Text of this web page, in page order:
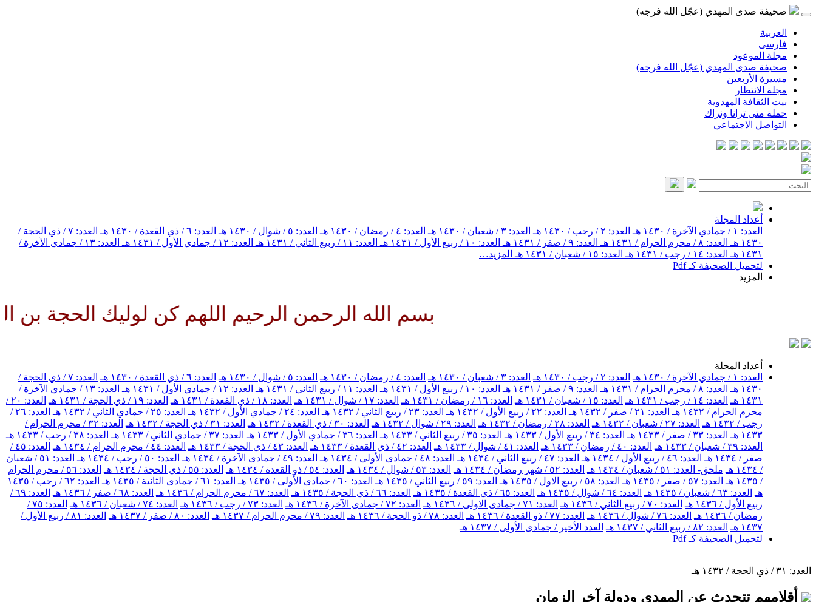
صحيفة صدى المهدي (عجّل الله فرجه)
العربية
فارسی
مجلة الموعود
صحيفة صدى المهدي (عجّل الله فرجه)
مسيرة الأربعين
مجلة الانتظار
بيت الثقافة المهدوية
حملة متى ترانا ونراك
التواصل الاجتماعي
أعداد المجلة
العدد: ١ / جمادي الآخرة / ١٤٣٠ هـ
العدد: ٢ / رجب / ١٤٣٠ هـ العدد: ٣ / شعبان / ١٤٣٠ هـ العدد: ٤ / رمضان / ١٤٣٠ هـ العدد: ٥ / شوال / ١٤٣٠ هـ العدد: ٦ / ذي القعدة / ١٤٣٠ هـ
العدد: ٧ / ذي الحجة /
١٤٣٠ هـ
العدد: ٨ / محرم الحرام / ١٤٣١ هـ العدد: ٩ / صفر / ١٤٣١ هـ العدد: ١٠ / ربيع الأول / ١٤٣١ هـ العدد: ١١ / ربيع الثاني / ١٤٣١ هـ العدد: ١٢ / جمادي الأول / ١٤٣١ هـ
العدد: ١٣ / جمادي الآخرة /
١٤٣١ هـ
العدد: ١٤ / رجب / ١٤٣١ هـ العدد: ١٥ / شعبان / ١٤٣١ هـ
المزيد…
لتحميل الصحيفة كـ Pdf
المزيد
بسم الله الرحمن الرحيم اللهم كن لوليك الحجة بن
أعداد المجلة
العدد: ١ / جمادي الآخرة / ١٤٣٠ هـ
العدد: ٢ / رجب / ١٤٣٠ هـ العدد: ٣ / شعبان / ١٤٣٠ هـ العدد: ٤ / رمضان / ١٤٣٠ هـ العدد: ٥ / شوال / ١٤٣٠ هـ العدد: ٦ / ذي القعدة / ١٤٣٠ هـ
العدد: ٧ / ذي الحجة /
١٤٣٠ هـ
العدد: ٨ / محرم الحرام / ١٤٣١ هـ العدد: ٩ / صفر / ١٤٣١ هـ العدد: ١٠ / ربيع الأول / ١٤٣١ هـ العدد: ١١ / ربيع الثاني / ١٤٣١ هـ العدد: ١٢ / جمادي الأول / ١٤٣١ هـ
العدد: ١٣ / جمادي الآخرة /
١٤٣١ هـ
العدد: ١٤ / رجب / ١٤٣١ هـ العدد: ١٥ / شعبان / ١٤٣١ هـ العدد: ١٦ / رمضان / ١٤٣١ هـ العدد: ١٧ / شوال / ١٤٣١ هـ العدد: ١٨ / ذي القعدة / ١٤٣١ هـ العدد: ١٩ / ذي الحجة / ١٤٣١ هـ
العدد: ٢٠ /
محرم الحرام / ١٤٣٢ هـ
العدد: ٢١ / صفر / ١٤٣٢ هـ العدد: ٢٢ / ربيع الأول / ١٤٣٢ هـ العدد: ٢٣ / ربيع الثاني / ١٤٣٢ هـ العدد: ٢٤ / جمادي الأول / ١٤٣٢ هـ العدد: ٢٥ / جمادي الثاني / ١٤٣٢ هـ
العدد: ٢٦ /
رجب / ١٤٣٢ هـ
العدد: ٢٧ / شعبان / ١٤٣٢ هـ العدد: ٢٨ / رمضان / ١٤٣٢ هـ العدد: ٢٩ / شوال / ١٤٣٢ هـ العدد: ٣٠ / ذي القعدة / ١٤٣٢ هـ العدد: ٣١ / ذي الحجة / ١٤٣٢ هـ
العدد: ٣٢ / محرم الحرام /
١٤٣٣ هـ
العدد: ٣٣ / صفر / ١٤٣٣ هـ العدد: ٣٤ / ربيع الأول / ١٤٣٣ هـ العدد: ٣٥ / ربيع الثاني / ١٤٣٣ هـ العدد: ٣٦ / جمادي الأول / ١٤٣٣ هـ العدد: ٣٧ / جمادي الثاني / ١٤٣٣ هـ
العدد: ٣٨ / رجب / ١٤٣٣ هـ
العدد: ٣٩ / شعبان / ١٤٣٣ هـ
العدد: ٤٠ / رمضان / ١٤٣٣ هـ العدد: ٤١ / شوال / ١٤٣٣ هـ العدد: ٤٢ / ذي القعدة / ١٤٣٣ هـ العدد: ٤٣ / ذي الحجة / ١٤٣٣ هـ العدد: ٤٤ / محرم الحرام / ١٤٣٤ هـ
العدد: ٤٥ /
صفر / ١٤٣٤ هـ
العدد: ٤٦ / ربيع الأول / ١٤٣٤ هـ العدد: ٤٧ / ربيع الثاني / ١٤٣٤ هـ العدد: ٤٨ / جمادى الأولى / ١٤٣٤ هـ العدد: ٤٩ / جمادى الآخرة / ١٤٣٤ هـ العدد: ٥٠ / رجب / ١٤٣٤ هـ
العدد: ٥١ / شعبان
/ ١٤٣٤ هـ
ملحق- العدد: ٥١ / شعبان / ١٤٣٤ هـ العدد: ٥٢ / شهر رمضان / ١٤٣٤ هـ العدد: ٥٣ / شوال / ١٤٣٤ هـ العدد: ٥٤ / ذو القعدة / ١٤٣٤ هـ العدد: ٥٥ / ذي الحجة / ١٤٣٤ هـ
العدد: ٥٦ / محرم الحرام
/ ١٤٣٥ هـ
العدد: ٥٧ / صفر / ١٤٣٥ هـ العدد: ٥٨ / ربيع الاول / ١٤٣٥ هـ العدد: ٥٩ / ربيع الثاني / ١٤٣٥ هـ العدد: ٦٠ / جمادى الأولى / ١٤٣٥ هـ العدد: ٦١ / جمادى الثانية / ١٤٣٥ هـ
العدد: ٦٢ / رجب / ١٤٣٥
هـ العدد: ٦٣ / شعبان / ١٤٣٥ هـ العدد: ٦٤ / شوال / ١٤٣٥ هـ العدد: ٦٥ / ذي القعدة / ١٤٣٥ هـ العدد: ٦٦ / ذي الحجة / ١٤٣٥ هـ العدد: ٦٧ / محرم الحرام / ١٤٣٦ هـ العدد: ٦٨ / صفر / ١٤٣٦ هـ
العدد: ٦٩ /
ربيع الأول / ١٤٣٦ هـ
العدد: ٧٠ / ربيع الثاني / ١٤٣٦ هـ العدد: ٧١ / جمادى الاولى / ١٤٣٦ هـ العدد: ٧٢ / جمادى الآخرة / ١٤٣٦ هـ العدد: ٧٣ / رجب / ١٤٣٦ هـ العدد: ٧٤ / شعبان / ١٤٣٦ هـ
العدد: ٧٥ /
رمضان / ١٤٣٦ هـ
العدد: ٧٦ / شوال / ١٤٣٦ هـ العدد: ٧٧ / ذو القعدة / ١٤٣٦ هـ العدد: ٧٨ / ذو الحجة / ١٤٣٦ هـ العدد: ٧٩ / محرم الحرام / ١٤٣٧ هـ العدد: ٨٠ / صفر / ١٤٣٧ هـ
العدد: ٨١ / ربيع الأول /
١٤٣٧ هـ
العدد: ٨٢ / ربيع الثاني / ١٤٣٧ هـ
العدد الأخير / جمادى الأولى / ١٤٣٧ هـ
لتحميل الصحيفة كـ Pdf
العدد: ٣١ / ذي الحجة / ١٤٣٢ هـ
أقلامهم تتحدث عن المهدي ودولة آخر الزمان